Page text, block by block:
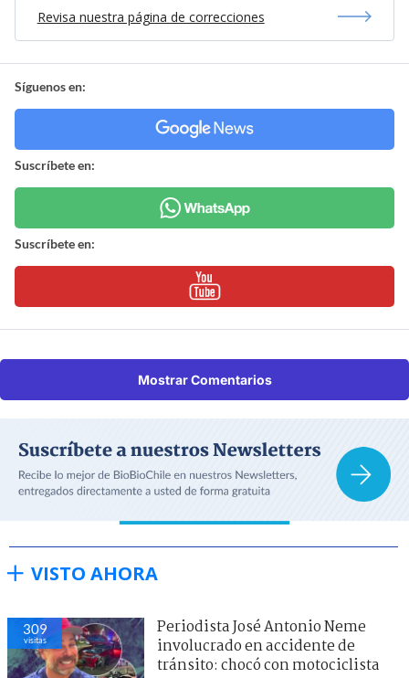
Revisa nuestra página de correcciones
Síguenos en:
Suscríbete en:
Suscríbete en:
Mostrar Comentarios
VISTO AHORA
309
visitas
Periodista José Antonio Neme
involucrado en accidente de
tránsito: chocó con motociclista